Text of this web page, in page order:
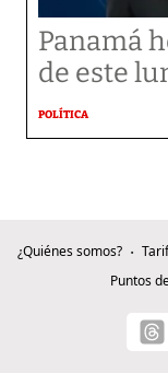
Panamá
de este
POLÍTICA
¿Quiénes somos?
Puntos